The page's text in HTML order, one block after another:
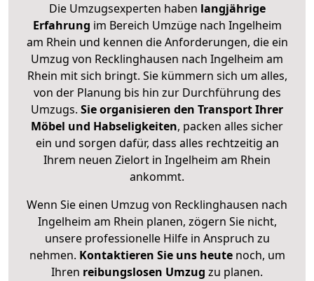
Die Umzugsexperten haben langjährige
Erfahrung im Bereich Umzüge nach Ingelheim
am Rhein und kennen die Anforderungen, die ein
Umzug von Recklinghausen nach Ingelheim am
Rhein mit sich bringt. Sie kümmern sich um alles,
von der Planung bis hin zur Durchführung des
Umzugs. Sie organisieren den Transport Ihrer
Möbel und Habseligkeiten, packen alles sicher
ein und sorgen dafür, dass alles rechtzeitig an
Ihrem neuen Zielort in Ingelheim am Rhein
ankommt.
Wenn Sie einen Umzug von Recklinghausen nach
Ingelheim am Rhein planen, zögern Sie nicht,
unsere professionelle Hilfe in Anspruch zu
nehmen. Kontaktieren Sie uns heutenoch, um
Ihren reibungslosen Umzug zu planen.